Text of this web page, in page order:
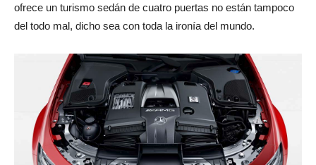
ofrece un turismo sedán de cuatro puertas no están tampoco
del todo mal, dicho sea con toda la ironía del mundo.